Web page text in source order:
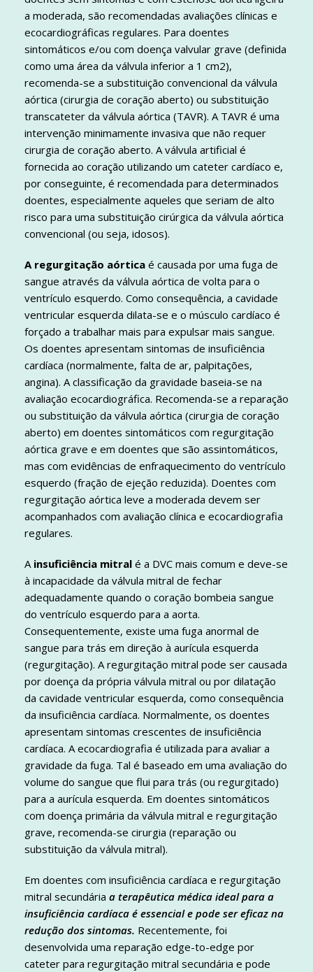
a moderada, são recomendadas avaliações clínicas e
ecocardiográficas regulares. Para doentes
sintomáticos e/ou com doença valvular grave (definida
como uma área da válvula inferior a 1 cm2),
recomenda-se a substituição convencional da válvula
aórtica (cirurgia de coração aberto) ou substituição
transcateter da válvula aórtica (TAVR). A TAVR é uma
intervenção minimamente invasiva que não requer
cirurgia de coração aberto. A válvula artificial é
fornecida ao coração utilizando um cateter cardíaco e,
por conseguinte, é recomendada para determinados
doentes, especialmente aqueles que seriam de alto
risco para uma substituição cirúrgica da válvula aórtica
convencional (ou seja, idosos).
A regurgitação aórtica é causada por uma fuga de
sangue através da válvula aórtica de volta para o
ventrículo esquerdo. Como consequência, a cavidade
ventricular esquerda dilata-se e o músculo cardíaco é
forçado a trabalhar mais para expulsar mais sangue.
Os doentes apresentam sintomas de insuficiência
cardíaca (normalmente, falta de ar, palpitações,
angina). A classificação da gravidade baseia-se na
avaliação ecocardiográfica. Recomenda-se a reparação
ou substituição da válvula aórtica (cirurgia de coração
aberto) em doentes sintomáticos com regurgitação
aórtica grave e em doentes que são assintomáticos,
mas com evidências de enfraquecimento do ventrículo
esquerdo (fração de ejeção reduzida). Doentes com
regurgitação aórtica leve a moderada devem ser
acompanhados com avaliação clínica e ecocardiografia
regulares.
A insuficiência mitral é a DVC mais comum e deve-se
à incapacidade da válvula mitral de fechar
adequadamente quando o coração bombeia sangue
do ventrículo esquerdo para a aorta.
Consequentemente, existe uma fuga anormal de
sangue para trás em direção à aurícula esquerda
(regurgitação). A regurgitação mitral pode ser causada
por doença da própria válvula mitral ou por dilatação
da cavidade ventricular esquerda, como consequência
da insuficiência cardíaca. Normalmente, os doentes
apresentam sintomas crescentes de insuficiência
cardíaca. A ecocardiografia é utilizada para avaliar a
gravidade da fuga. Tal é baseado em uma avaliação do
volume do sangue que flui para trás (ou regurgitado)
para a aurícula esquerda. Em doentes sintomáticos
com doença primária da válvula mitral e regurgitação
grave, recomenda-se cirurgia (reparação ou
substituição da válvula mitral).
Em doentes com insuficiência cardíaca e regurgitação
mitral secundária a terapêutica médica ideal para a
insuficiência cardíaca é essencial e pode ser eficaz na
redução dos sintomas. Recentemente, foi
desenvolvida uma reparação edge-to-edge por
cateter para regurgitação mitral secundária e pode